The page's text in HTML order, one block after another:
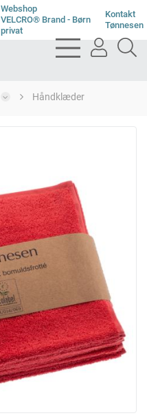
Webshop
VELCRO® Brand - Børn
privat
Kontakt
Tønnesen
bars
light
user
Håndklæder